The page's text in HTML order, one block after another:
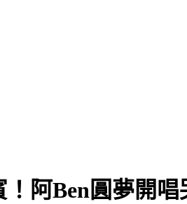
！阿Ben圓夢開